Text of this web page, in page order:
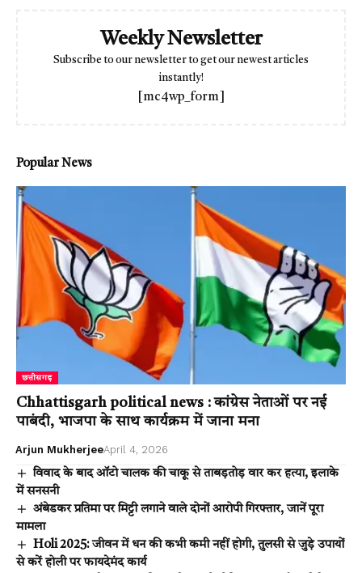
Weekly Newsletter
Subscribe to our newsletter to get our newest articles
instantly!
[mc4wp_form]
Popular News
छत्तीसगढ़
Chhattisgarh political news : कांग्रेस नेताओं पर नई
पाबंदी, भाजपा के साथ कार्यक्रम में जाना मना
Arjun MukherjeeApril 4, 2026
विवाद के बाद ऑटो चालक की चाकू से ताबड़तोड़ वार कर हत्या, इलाके
में सनसनी
अंबेडकर प्रतिमा पर मिट्टी लगाने वाले दोनों आरोपी गिरफ्तार, जानें पूरा
मामला
Holi 2025: जीवन में धन की कभी कमी नहीं होगी, तुलसी से जुड़े उपायों
से करें होली पर फायदेमंद कार्य